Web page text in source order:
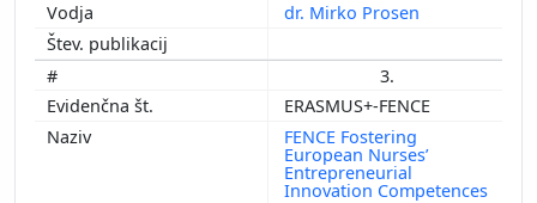
dr. Mirko Prosen
3.
ERASMUS+-FENCE
FENCE Fostering
European Nurses’
Entrepreneurial
Innovation Competences